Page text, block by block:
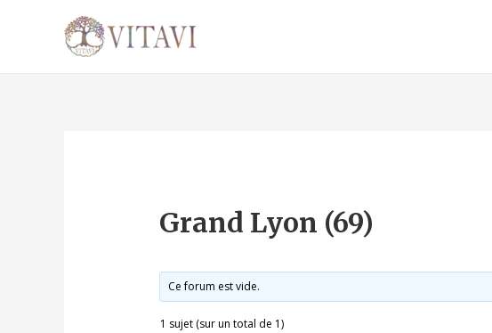
Grand Lyon (69)
Ce forum est vide.
1 sujet (sur un total de 1)